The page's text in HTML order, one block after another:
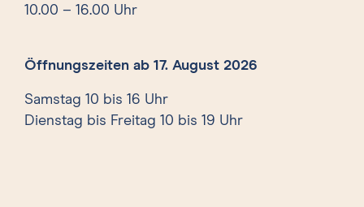
10.00 – 16.00 Uhr
Öffnungszeiten ab 17. August 2026
Samstag 10 bis 16 Uhr
Dienstag bis Freitag 10 bis 19 Uhr